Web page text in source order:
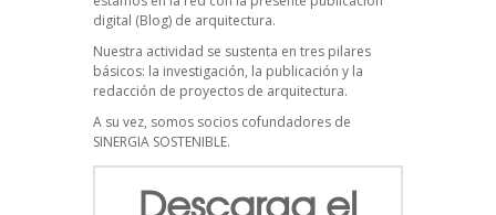
digital (Blog) de arquitectura.
Nuestra actividad se sustenta en tres pilares
básicos: la investigación, la publicación y la
redacción de proyectos de arquitectura.
A su vez, somos socios cofundadores de
SINERGIA SOSTENIBLE.
Descarga el